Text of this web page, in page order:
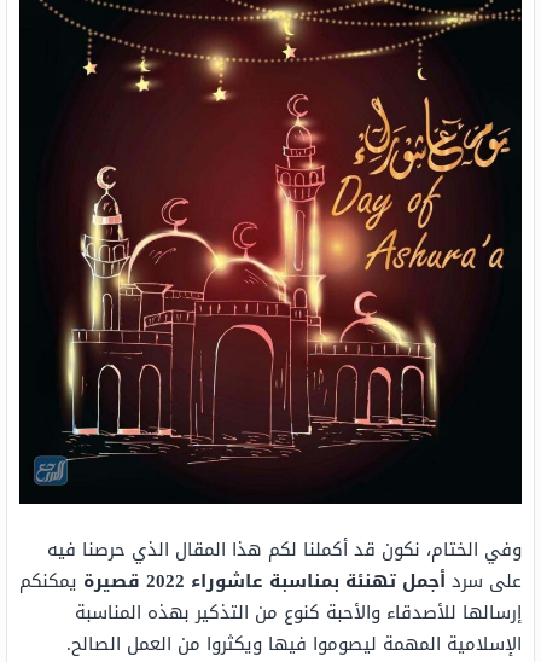
وفي الختام، نكون قد أكملنا لكم هذا المقال الذي حرصنا فيه
على سرد أجمل تهنئة بمناسبة عاشوراء 2022 قصيرة
يمكنكم
إرسالها للأصدقاء والأحبة كنوع من التذكير بهذه المناسبة
الإسلامية المهمة ليصوموا فيها ويكثروا من العمل الصالح.